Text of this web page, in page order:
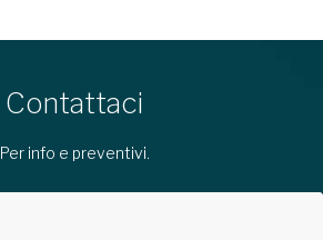
Contattaci
Per info e preventivi.